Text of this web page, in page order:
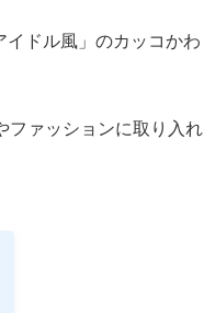
ドル風」のカッコかわ
ファッションに取り入れ